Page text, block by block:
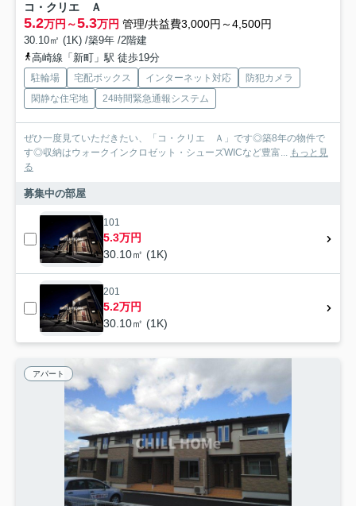
コ・クリエ Ａ
5.2万円～5.3万円 管理/共益費3,000円～4,500円
30.10㎡ (1K) /築9年 /2階建
高崎線「新町」駅 徒歩19分
駐輪場 宅配ボックス インターネット対応
防犯カメラ
閑静な住宅地
24時間緊急通報システム
ぜひ一度見ていただきたい、「コ・クリエ Ａ」です◎築8年の物件で
す◎収納はウォークインクロゼット・シューズWICなど豊富... もっと見
る
募集中の部屋
101
5.3万円
30.10㎡ (1K)
201
5.2万円
30.10㎡ (1K)
アパート